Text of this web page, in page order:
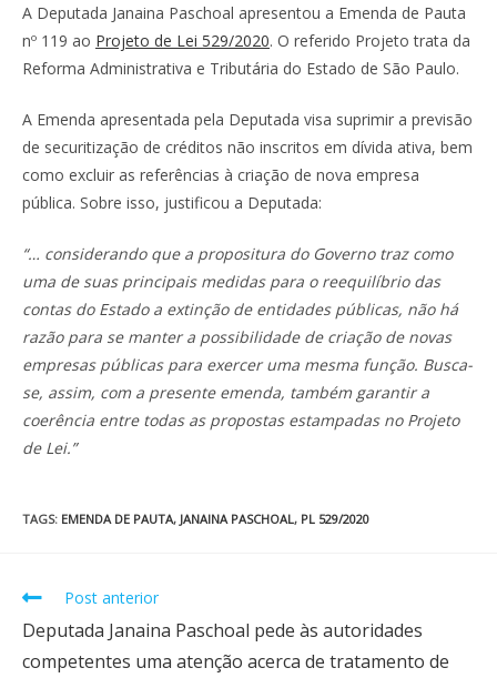
A Deputada Janaina Paschoal apresentou a Emenda de Pauta
nº 119 ao Projeto de Lei 529/2020. O referido Projeto trata da
Reforma Administrativa e Tributária do Estado de São Paulo.
A Emenda apresentada pela Deputada visa suprimir a previsão
de securitização de créditos não inscritos em dívida ativa, bem
como excluir as referências à criação de nova empresa
pública. Sobre isso, justificou a Deputada:
“… considerando que a propositura do Governo traz como
uma de suas principais medidas para o reequilíbrio das
contas do Estado a extinção de entidades públicas, não há
razão para se manter a possibilidade de criação de novas
empresas públicas para exercer uma mesma função. Busca-
se, assim, com a presente emenda, também garantir a
coerência entre todas as propostas estampadas no Projeto
de Lei.”
TAGS: EMENDA DE PAUTA, JANAINA PASCHOAL, PL 529/2020
Post anterior
Deputada Janaina Paschoal pede às autoridades
competentes uma atenção acerca de tratamento de